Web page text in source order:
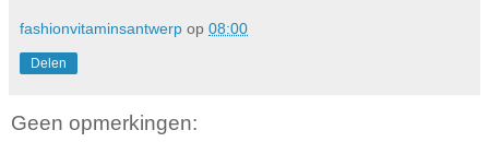
fashionvitaminsantwerp op 08:00
Delen
Geen opmerkingen: